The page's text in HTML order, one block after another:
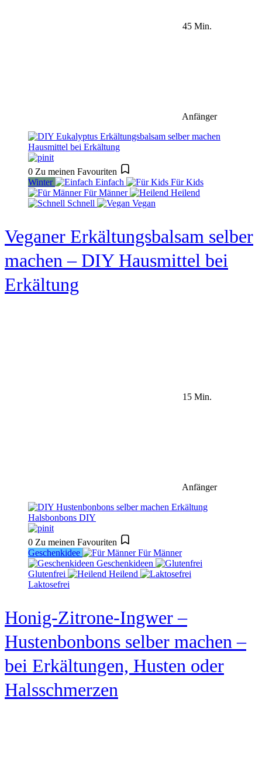
45 Min.
Anfänger
0 Zu meinen Favouriten
Winter
Einfach
Für Kids
Für Männer
Heilend
Schnell
Vegan
Veganer Erkältungsbalsam selber
machen – DIY Hausmittel bei
Erkältung
15 Min.
Anfänger
0 Zu meinen Favouriten
Geschenkidee
Für Männer
Geschenkideen
Glutenfrei
Heilend
Laktosefrei
Honig-Zitrone-Ingwer –
Hustenbonbons selber machen –
bei Erkältungen, Husten oder
Halsschmerzen